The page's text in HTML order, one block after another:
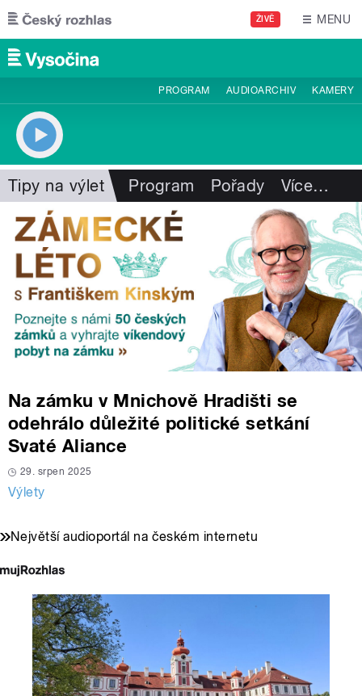
Přejít k hlavnímu obsahu
ŽIVĚ MENU
PROGRAM AUDIOARCHIV KAMERY
Tipy na výlet Program Pořady Více…
Na zámku v Mnichově Hradišti se
odehrálo důležité politické setkání
Svaté Aliance
29. srpen 2025
Výlety
Největší audioportál na českém internetu